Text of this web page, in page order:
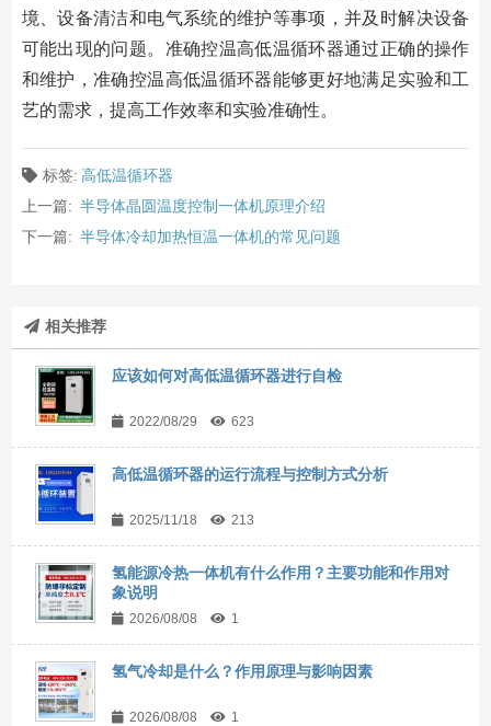
境、设备清洁和电气系统的维护等事项，并及时解决设备
可能出现的问题。准确控温高低温循环器通过正确的操作
和维护，准确控温高低温循环器能够更好地满足实验和工
艺的需求，提高工作效率和实验准确性。
标签: 高低温循环器
上一篇: 半导体晶圆温度控制一体机原理介绍
下一篇: 半导体冷却加热恒温一体机的常见问题
相关推荐
应该如何对高低温循环器进行自检
2022/08/29 623
高低温循环器的运行流程与控制方式分析
2025/11/18 213
氢能源冷热一体机有什么作用？主要功能和作用对
象说明
2026/08/08 1
氢气冷却是什么？作用原理与影响因素
2026/08/08 1